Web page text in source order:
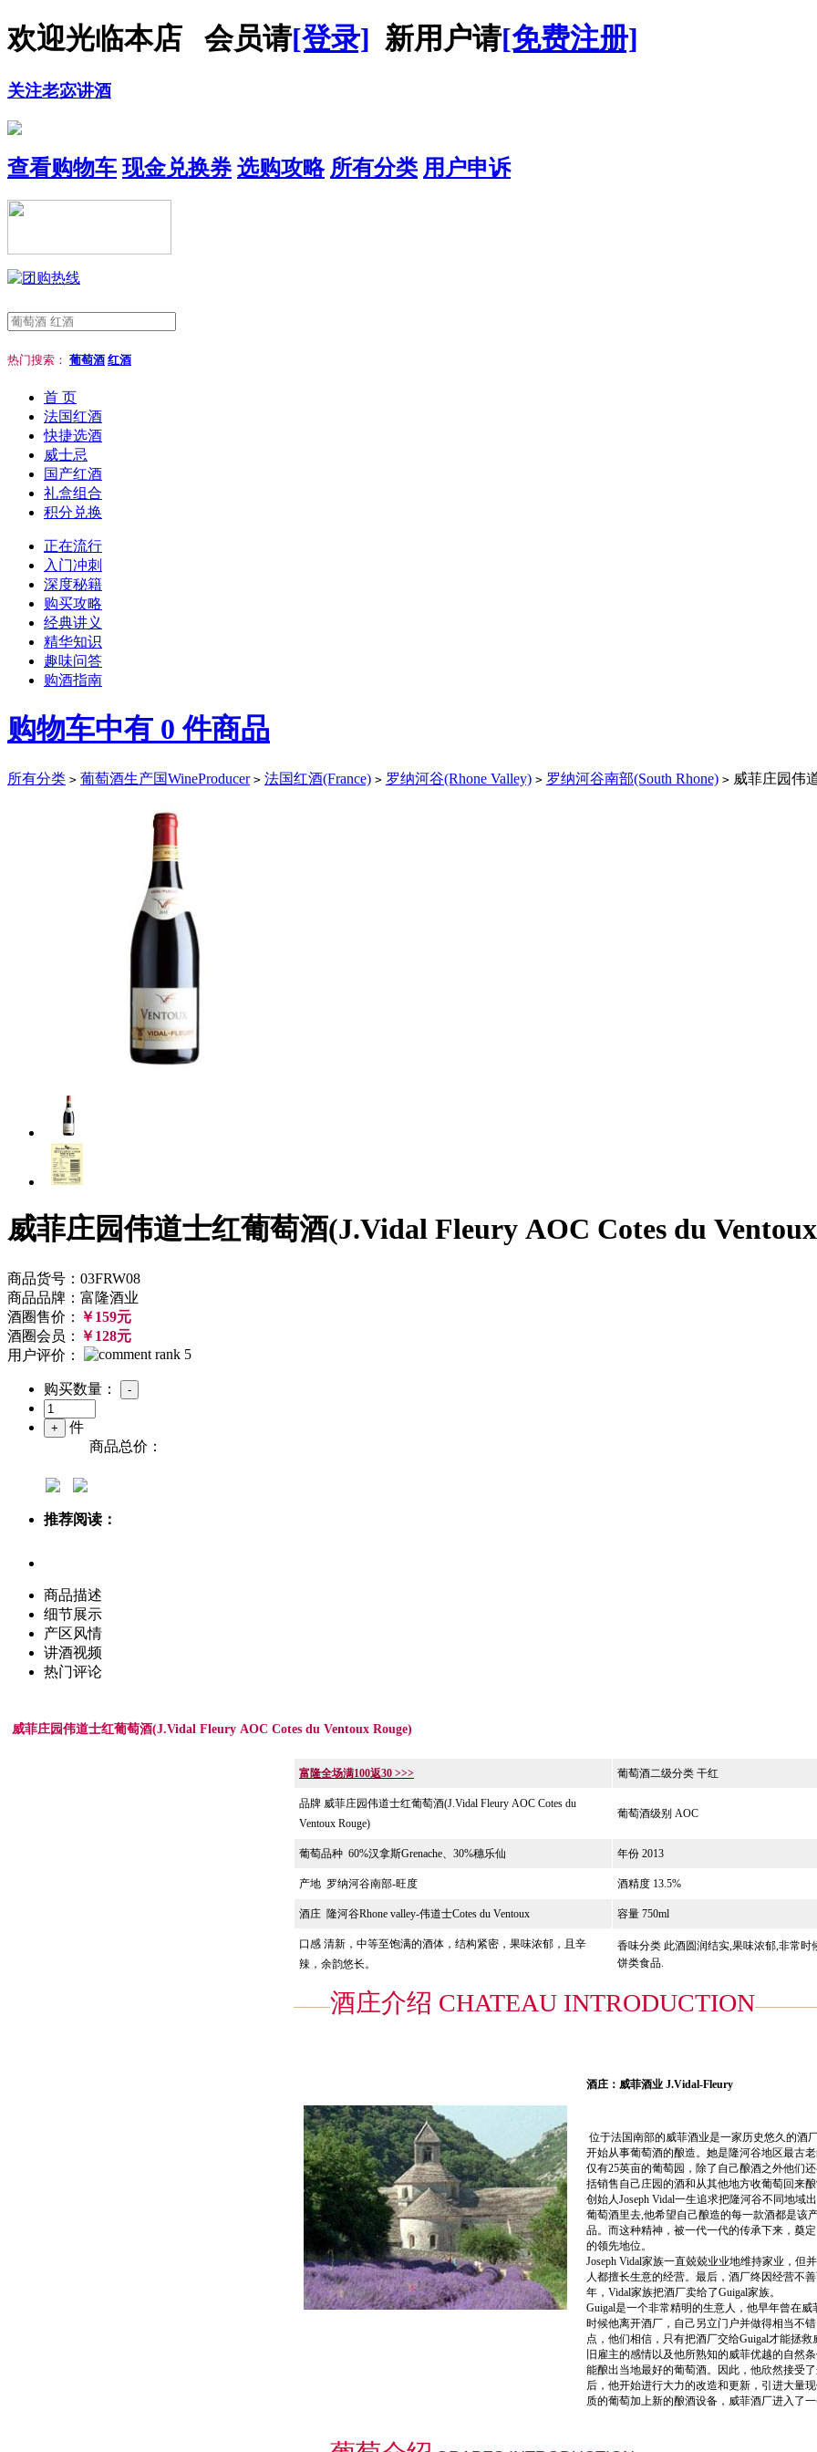
欢迎光临本店 会员请[登录] 新用户请[免费注册]
关注老宓讲酒
查看购物车 现金兑换券 选购攻略 所有分类 用户申诉
热门搜索： 葡萄酒 红酒
首 页
法国红酒
快捷选酒
威士忌
国产红酒
礼盒组合
积分兑换
正在流行
入门冲刺
深度秘籍
购买攻略
经典讲义
精华知识
趣味问答
购酒指南
购物车中有 0 件商品
所有分类 > 葡萄酒生产国WineProducer > 法国红酒(France) > 罗纳河谷(Rhone Valley) > 罗纳河谷南部(South Rhone) > 威菲庄园伟
威菲庄园伟道士红葡萄酒(J.Vidal Fleury AOC Cotes du
商品货号：03FRW08
商品品牌：富隆酒业
酒圈售价： ￥159元
酒圈会员： ￥128元
用户评价：
购买数量：
件
商品总价：
推荐阅读：
商品描述
细节展示
产区风情
讲酒视频
热门评论
威菲庄园伟道士红葡萄酒(J.Vidal Fleury AOC Cotes du Ventoux Rouge)
富隆全场满100返30 >>> 葡萄酒二级分类 干红
品牌 威菲庄园伟道士红葡萄酒(J.Vidal Fleury AOC Cotes du
Ventoux Rouge)
葡萄酒级别 AOC
葡萄品种 60%汉拿斯Grenache、30%穗乐仙 年份 2013
产地 罗纳河谷南部-旺度 酒精度 13.5%
酒庄 隆河谷Rhone valley-伟道士Cotes du Ventoux 容量 750ml
口感 清新，中等至饱满的酒体，结构紧密，果味浓郁，且辛
辣，余韵悠长。
香味分类 此酒圆润结实,果味浓郁,非常时
饼类食品.
酒庄介绍 CHATEAU INTRODUCTION
酒庄： 威菲酒业 J.Vidal-Fleury
位于法国南部的威菲酒业是一家历史悠久的酒
开始从事葡萄酒的酿造。她是隆河谷地区最古
仅有25英亩的葡萄园，除了自己酿酒之外他们
括销售自己庄园的酒和从其他地方收葡萄回来
创始人Joseph Vidal一生追求把隆河谷不同地域
葡萄酒里去,他希望自己酿造的每一款酒都是该
品。而这种精神，被一代一代的传承下来，奠
的领先地位。
Joseph Vidal家族一直兢兢业业地维持家业，但
人都擅长生意的经营。最后，酒厂终因经营不
年，Vidal家族把酒厂卖给了Guigal家族。
Guigal是一个非常精明的生意人，他早年曾在威
时候他离开酒厂，自己另立门户并做得相当不
点，他们相信，只有把酒厂交给Guigal才能拯救
旧雇主的感情以及他所熟知的威菲优越的自然
能酿出当地最好的葡萄酒。因此，他欣然接受
后，他开始进行大力的改造和更新，引进大量
质的葡萄加上新的酿酒设备，威菲酒厂进入了一